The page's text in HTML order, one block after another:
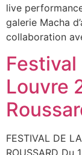
live
galerie Macha
collaboration
Louvre
FESTIVAL DE